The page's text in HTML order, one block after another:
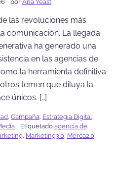
por Ana Yeast
las revoluciones más
comunicación. La llegada
ha generado una
en las agencias de
la herramienta definitiva
temen que diluya la
únicos. […]
, Campaña, Estrategia Digital,
Etiquetado agencia de
, Marketing3.0, Merca2.0